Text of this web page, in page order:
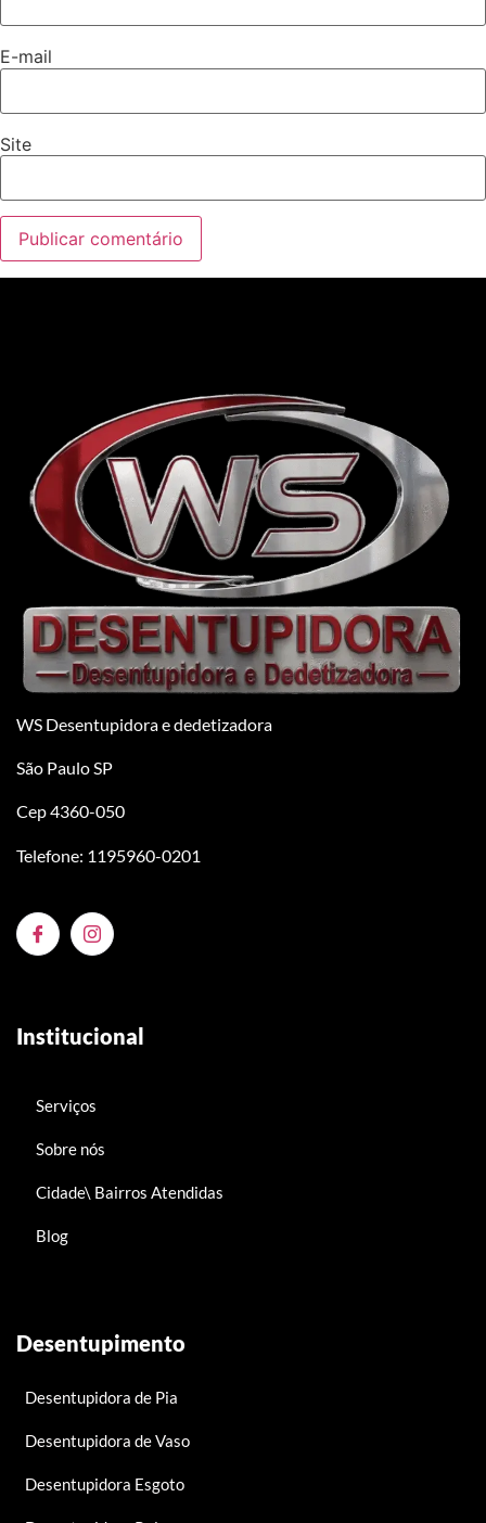
E-mail
Site
WS Desentupidora e dedetizadora
São Paulo SP
Cep 4360-050
Telefone: 1195960-0201
Institucional
Serviços
Sobre nós
Cidade\ Bairros Atendidas
Blog
Desentupimento
Desentupidora de Pia
Desentupidora de Vaso
Desentupidora Esgoto